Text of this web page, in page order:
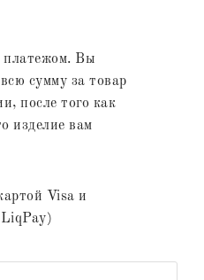
Вы
сумму за товар
после того как
изделие вам
Visa и